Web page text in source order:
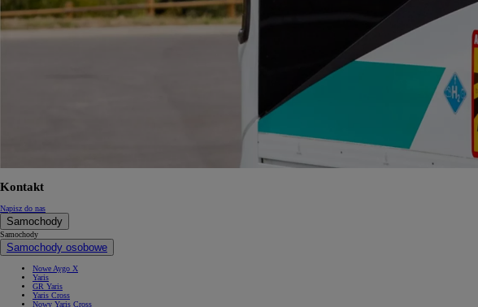
Od105 300 zł
Corolla Hatchback
Kontakt
Napisz do nas
Samochody
Samochody
Samochody osobowe
Nowe Aygo X
Yaris
GR Yaris
Yaris Cross
Nowy Yaris Cross